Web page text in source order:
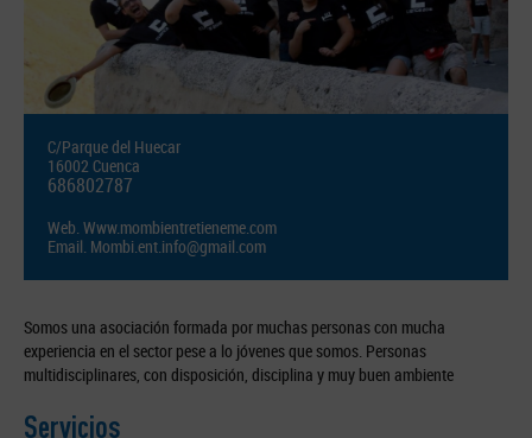
C/Parque del Huecar
16002 Cuenca
686802787
Web.Www.mombientretieneme.com
Email. Mombi.ent.info@gmail.com
Somos una asociación formada por muchas personas con mucha
experiencia en el sector pese a lo jóvenes que somos. Personas
multidisciplinares, con disposición, disciplina y muy buen ambiente
Servicios